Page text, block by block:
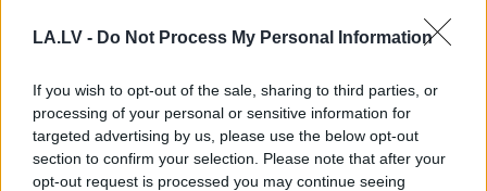
LA.LV - Do Not Process My Personal Information
If you wish to opt-out of the sale, sharing to third parties, or
processing of your personal or sensitive information for
targeted advertising by us, please use the below opt-out
section to confirm your selection. Please note that after your
opt-out request is processed you may continue seeing
numurzīme redzama
attēlā? Tikai retais šajā
testā iegūst vismaz 90%